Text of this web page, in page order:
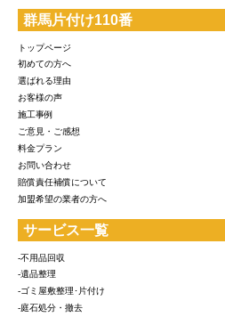
群馬片付け110番
トップページ
初めての方へ
選ばれる理由
お客様の声
施工事例
ご意見・ご感想
料金プラン
お問い合わせ
賠償責任補償について
加盟希望の業者の方へ
サービス一覧
-不用品回収
-遺品整理
-ゴミ屋敷整理･片付け
-庭石処分・撤去